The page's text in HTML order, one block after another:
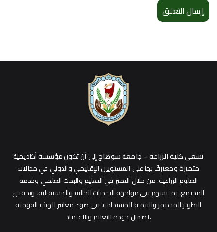
تسعى كلية الزراعة – جامعة سوهاجإلى أن تكون مؤسسة أكاديمية
متميزة ومعترفًا بها على المستويين الإقليمي والدولي في مجالات
العلوم الزراعية، من خلال التميز في التعليم والبحث العلمي وخدمة
المجتمع، بما يسهم في مواجهة التحديات الحالية والمستقبلية، وتحقيق
التطوير المستمر والتنمية المستدامة، في ضوء معايير الهيئة القومية
لضمان جودة التعليم والاعتماد.